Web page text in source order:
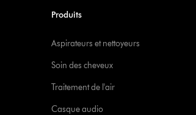
Produits
Aspirateurs et nettoyeurs
Soin des cheveux
Traitement de l'air
Casque audio